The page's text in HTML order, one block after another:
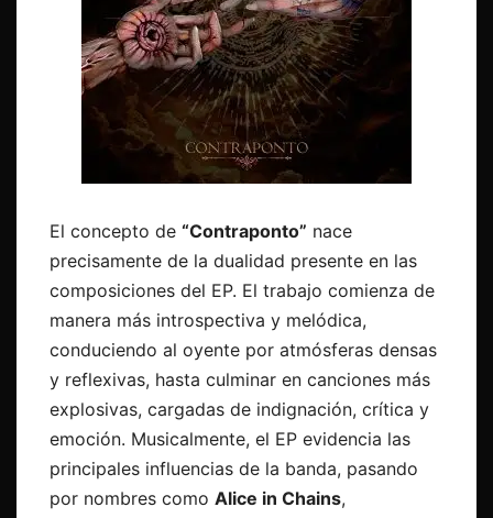
El concepto de “Contraponto” nace
precisamente de la dualidad presente en las
composiciones del EP. El trabajo comienza de
manera más introspectiva y melódica,
conduciendo al oyente por atmósferas densas
y reflexivas, hasta culminar en canciones más
explosivas, cargadas de indignación, crítica y
emoción. Musicalmente, el EP evidencia las
principales influencias de la banda, pasando
por nombres como Alice in Chains,